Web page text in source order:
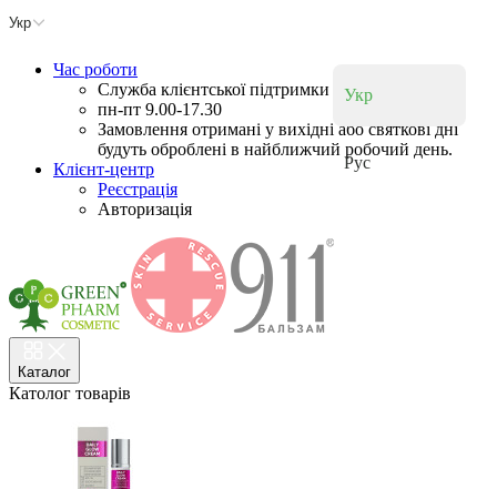
Укр
Укр
Рус
Час роботи
Служба клієнтської підтримки працює:
пн-пт 9.00-17.30
Замовлення отримані у вихідні або святкові дні
будуть оброблені в найближчий робочий день.
Клієнт-центр
Реєстрація
Авторизація
Каталог
Католог товарів